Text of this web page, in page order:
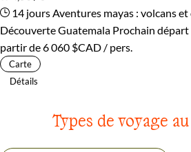
14 jours Aventures mayas : volcans
Découverte Guatemala Prochain
partir de6 060 $CAD / pers.
Carte
Détails
Types de voyage